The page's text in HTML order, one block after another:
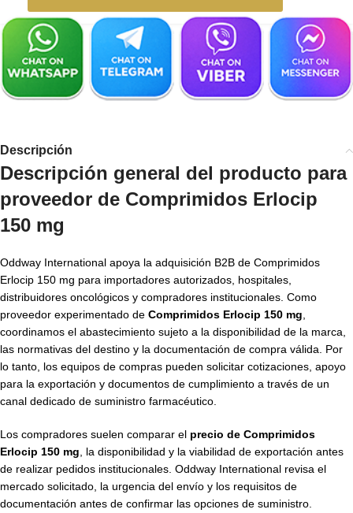
Descripción
Descripción general del producto para
proveedor de Comprimidos Erlocip
150 mg
Oddway International apoya la adquisición B2B de Comprimidos
Erlocip 150 mg para importadores autorizados, hospitales,
distribuidores oncológicos y compradores institucionales. Como
proveedor experimentado de Comprimidos Erlocip 150 mg
coordinamos el abastecimiento sujeto a la disponibilidad de la marca,
las normativas del destino y la documentación de compra válida. Por
lo tanto, los equipos de compras pueden solicitar cotizaciones, apoyo
para la exportación y documentos de cumplimiento a través de un
canal dedicado de suministro farmacéutico.
Los compradores suelen comparar el precio de Comprimidos
Erlocip 150 mg , la disponibilidad y la viabilidad de exportación antes
de realizar pedidos institucionales. Oddway International revisa el
mercado solicitado, la urgencia del envío y los requisitos de
documentación antes de confirmar las opciones de suministro.